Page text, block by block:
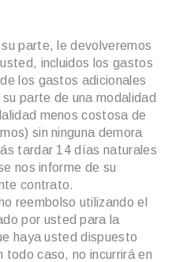
parte, le devolveremos
incluidos los gastos
los gastos adicionales
parte de una modalidad
menos costosa de
sin ninguna demora
tardar 14 días naturales
nos informe de su
contrato.
reembolso utilizando el
por usted para la
haya usted dispuesto
caso, no incurrirá en